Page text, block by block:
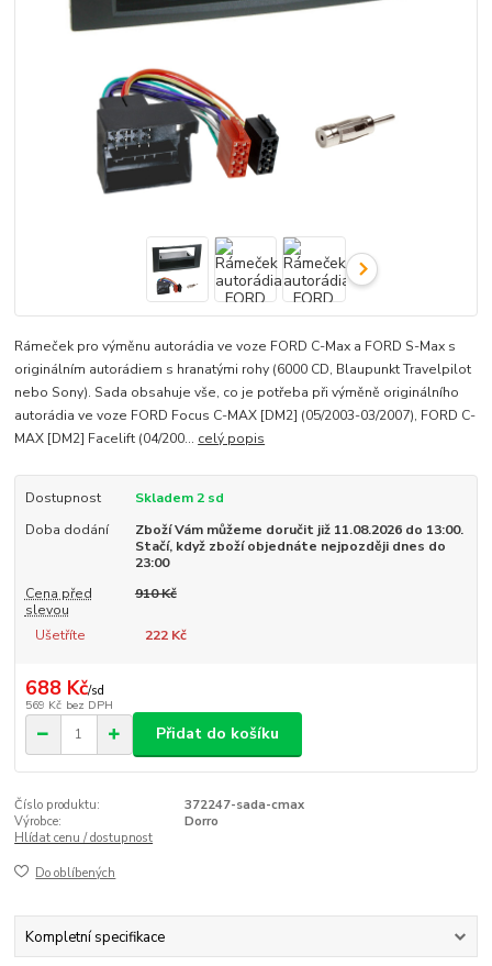
Rámeček pro výměnu autorádia ve voze FORD C-Max a FORD S-Max s
originálním autorádiem s hranatými rohy (6000 CD, Blaupunkt Travelpilot
nebo Sony). Sada obsahuje vše, co je potřeba při výměně originálního
autorádia ve voze FORD Focus C-MAX [DM2] (05/2003-03/2007), FORD C-
MAX [DM2] Facelift (04/200... celý popis
Dostupnost
Skladem 2 sd
Doba dodání
Zboží Vám můžeme doručit již 11.08.2026 do 13:00.
Stačí, když zboží objednáte nejpozději dnes do
23:00
Cena před
slevou
910 Kč
Ušetříte 222 Kč
688 Kč/sd
569 Kč bez DPH
Přidat do košíku
Číslo produktu:
372247-sada-cmax
Výrobce:
Dorro
Hlídat cenu / dostupnost
Do oblíbených
Kompletní specifikace